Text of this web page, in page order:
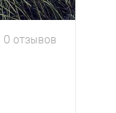
0 отзывов